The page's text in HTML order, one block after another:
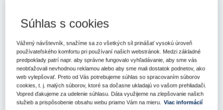
Kľúčové slová
Verejné obstarávanie Zmluva
Register kľúčových slov
Je každá zmena zmluvy, ktorá bola výsledkom verejného
obstarávania, možná?
Súhlas s cookies
Vážený návštevník, snažíme sa zo všetkých síl prinášať vysokú úroveň
používateľského komfortu pri používaní našich webstránok. Medzi základné
predpoklady patrí napr. aby správne fungovalo vyhľadávanie, aby sme vás
neobťažovali nevhodnou reklamou alebo aby sme mali dostatok podnetov, ako
web vylepšovať. Preto od Vás potrebujeme súhlas so spracovaním súborov
cookies, t. j. malých súborov, ktoré sa dočasne ukladajú vo vašom prehliadači.
Vopred ďakujeme za udelenie súhlasu. Dáta využijeme na zlepšovanie našich
služieb a prispôsobenie obsahu webu priamo Vám na mieru. Viac informácií